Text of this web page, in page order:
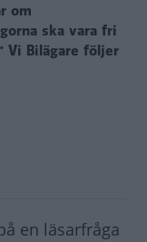
om
ska vara fri
Vi Bilägare följer
en läsarfråga